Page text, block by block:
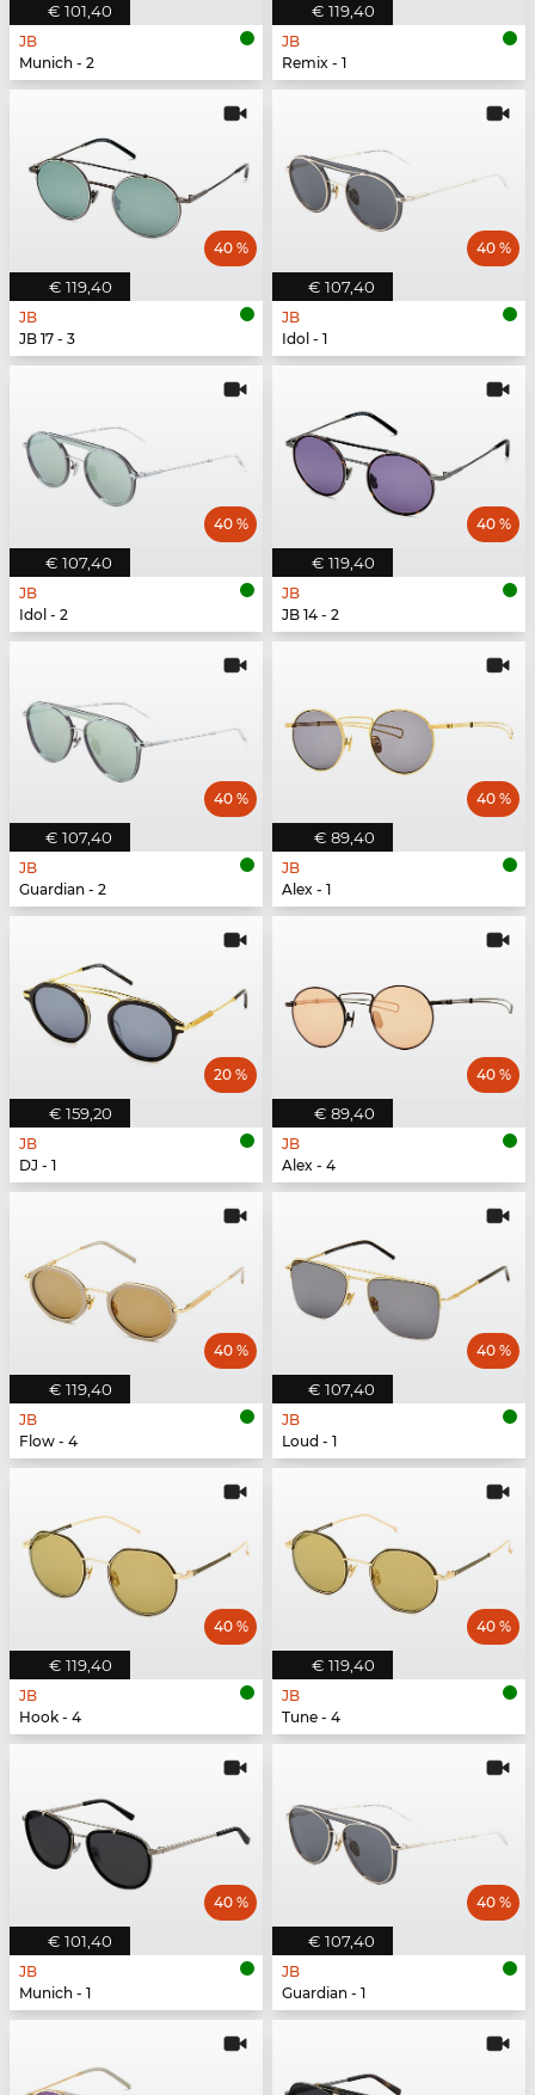
€ 101,40
JB
Munich - 2
€ 119,40
JB
Remix - 1
€ 119,40
40 %
JB
JB 17 - 3
€ 107,40
40 %
JB
Idol - 1
€ 107,40
40 %
JB
Idol - 2
€ 119,40
40 %
JB
JB 14 - 2
€ 107,40
40 %
JB
Guardian - 2
€ 89,40
40 %
JB
Alex - 1
€ 159,20
20 %
JB
DJ - 1
€ 89,40
40 %
JB
Alex - 4
€ 119,40
40 %
JB
Flow - 4
€ 107,40
40 %
JB
Loud - 1
€ 119,40
40 %
JB
Hook - 4
€ 119,40
40 %
JB
Tune - 4
€ 101,40
40 %
JB
Munich - 1
€ 107,40
40 %
JB
Guardian - 1